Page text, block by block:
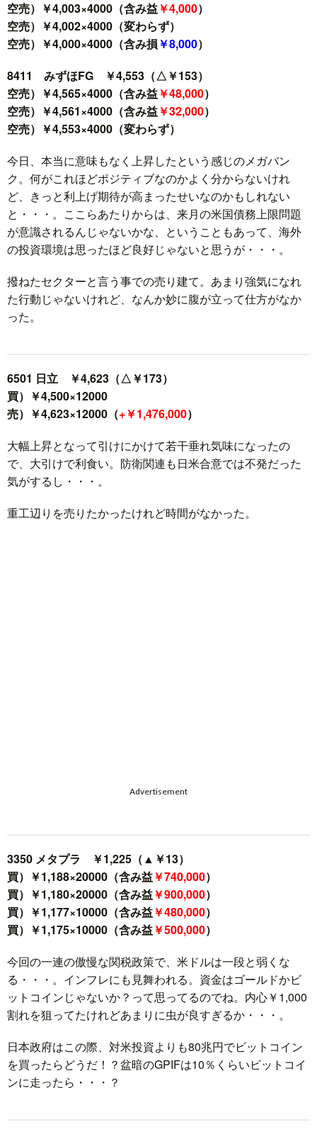
空売）￥4,003×4000（含み益￥4,000）
空売）￥4,002×4000（変わらず）
空売）￥4,000×4000（含み損￥8,000）
8411 みずほFG ￥4,553（△￥153）
空売）￥4,565×4000（含み益￥48,000）
空売）￥4,561×4000（含み益￥32,000）
空売）￥4,553×4000（変わらず）
今日、本当に意味もなく上昇したという感じのメガバン
ク。何がこれほどポジティブなのかよく分からないけれ
ど、きっと利上げ期待が高まったせいなのかもしれない
と・・・。ここらあたりからは、来月の米国債務上限問題
が意識されるんじゃないかな、ということもあって、海外
の投資環境は思ったほど良好じゃないと思うが・・・。
撥ねたセクターと言う事での売り建て。あまり強気になれ
た行動じゃないけれど、なんか妙に腹が立って仕方がなか
った。
6501 日立 ￥4,623（△￥173）
買）￥4,500×12000
売）￥4,623×12000（+￥1,476,000）
大幅上昇となって引けにかけて若干垂れ気味になったの
で、大引けで利食い。防衛関連も日米合意では不発だった
気がするし・・・。
重工辺りを売りたかったけれど時間がなかった。
Advertisement
3350 メタプラ ￥1,225（▲￥13）
買）￥1,188×20000（含み益￥740,000）
買）￥1,180×20000（含み益￥900,000）
買）￥1,177×10000（含み益￥480,000）
買）￥1,175×10000（含み益￥500,000）
今回の一連の傲慢な関税政策で、米ドルは一段と弱くな
る・・・。インフレにも見舞われる。資金はゴールドかビ
ットコインじゃないか？って思ってるのでね。内心￥1,000
割れを狙ってたけれどあまりに虫が良すぎるか・・・。
日本政府はこの際、対米投資よりも80兆円でビットコイン
を買ったらどうだ！？盆暗のGPIFは10％くらいビットコイ
ンに走ったら・・・？